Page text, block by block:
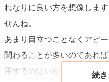
れなりに良い方を想像しま
せんね。
あまり目立つことなくアピ
関わることが多いのであれ
用するのはいかがでしょうか